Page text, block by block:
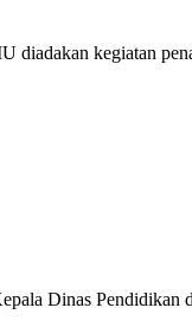
diadakan kegiatan
Dinas Pendidikan